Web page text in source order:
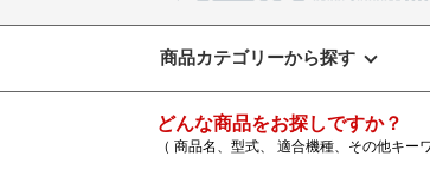
商品カテゴリーから探す
どんな商品をお探しですか？
（ 商品名、型式、 適合機種、その他キー